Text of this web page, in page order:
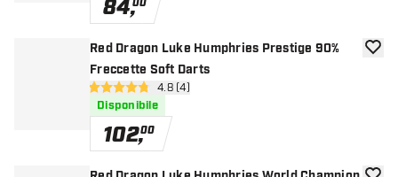
84,00
Red Dragon Luke Humphries Prestige 90%
Freccette Soft Darts
apri pannello recensioni
4.8 stelle di valutazione
4.8 (4)
Disponibile
102,00